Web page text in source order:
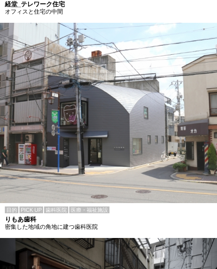
経堂_テレワーク住宅
オフィスと住宅の中間
目的 PICK UP 歯科医院 医療・福祉施設
りもあ歯科
密集した地域の角地に建つ歯科医院